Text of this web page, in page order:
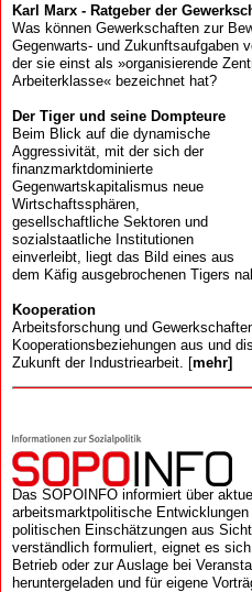
Karl Marx - Ratgeber der
Was können Gewerkschaften zur
Gegenwarts- und Zukunftsaufgaben
der sie einst als »organisierende
Arbeiterklasse« bezeichnet hat?
Der Tiger und seine Dompteure
Beim Blick auf die dynamische
Aggressivität, mit der sich der
finanzmarkt­dominierte
Gegenwartskapitalismus neue
Wirtschaftssphären,
gesellschaftliche Sektoren und
sozialstaatliche Institutionen
einverleibt, liegt das Bild eines aus
dem Käfig ausgebrochenen Tigers
Kooperation
Arbeits­forschung und
Kooperations­beziehungen aus und
Zukunft der Industriearbeit. [mehr]
Das SOPOINFO informiert über
arbeitsmarktpolitische
politischen Einschätzungen aus
verständlich formuliert, eignet es
Betrieb oder zur Auslage bei
heruntergeladen und für eigene